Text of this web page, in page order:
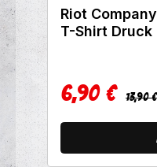
Riot
T-Shirt Druck
Verkaufspreis:
6,90 € 13,90 €